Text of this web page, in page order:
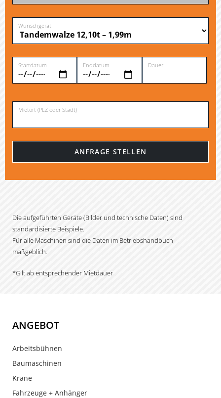
Wunschgerät
Startdatum Enddatum Dauer
Mietort (PLZ oder Stadt)
Die aufgeführten Geräte (Bilder und technische Daten) sind
standardisierte Beispiele.
Für alle Maschinen sind die Daten im Betriebshandbuch
maßgeblich.
*Gilt ab entsprechender Mietdauer
ANGEBOT
Arbeitsbühnen
Baumaschinen
Krane
Fahrzeuge + Anhänger